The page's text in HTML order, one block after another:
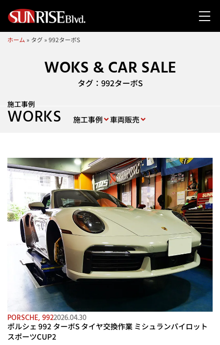
ホーム » タグ »992ターボS
WOKS & CAR SALE
タグ：992ターボS
施工事例 車両販売
施工事例
WORKS
PORSCHE, 9922026.04.30
ポルシェ 992 ターボS タイヤ交換作業 ミシュランパイロット
スポーツCUP2